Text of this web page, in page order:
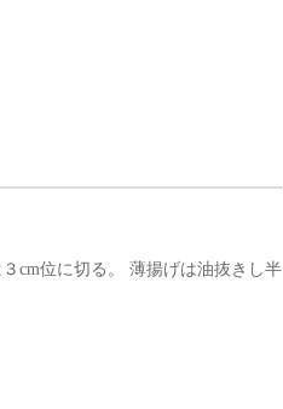
cm位に切る。 薄揚げは油抜きし半